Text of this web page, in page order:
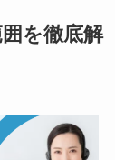
を徹底解